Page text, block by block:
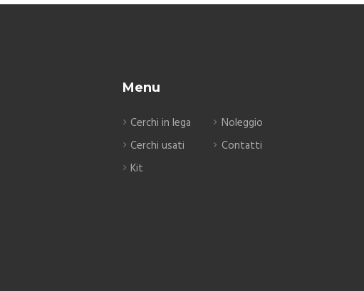
Menu
Cerchi in lega
Cerchi usati
Kit
Noleggio
Contatti